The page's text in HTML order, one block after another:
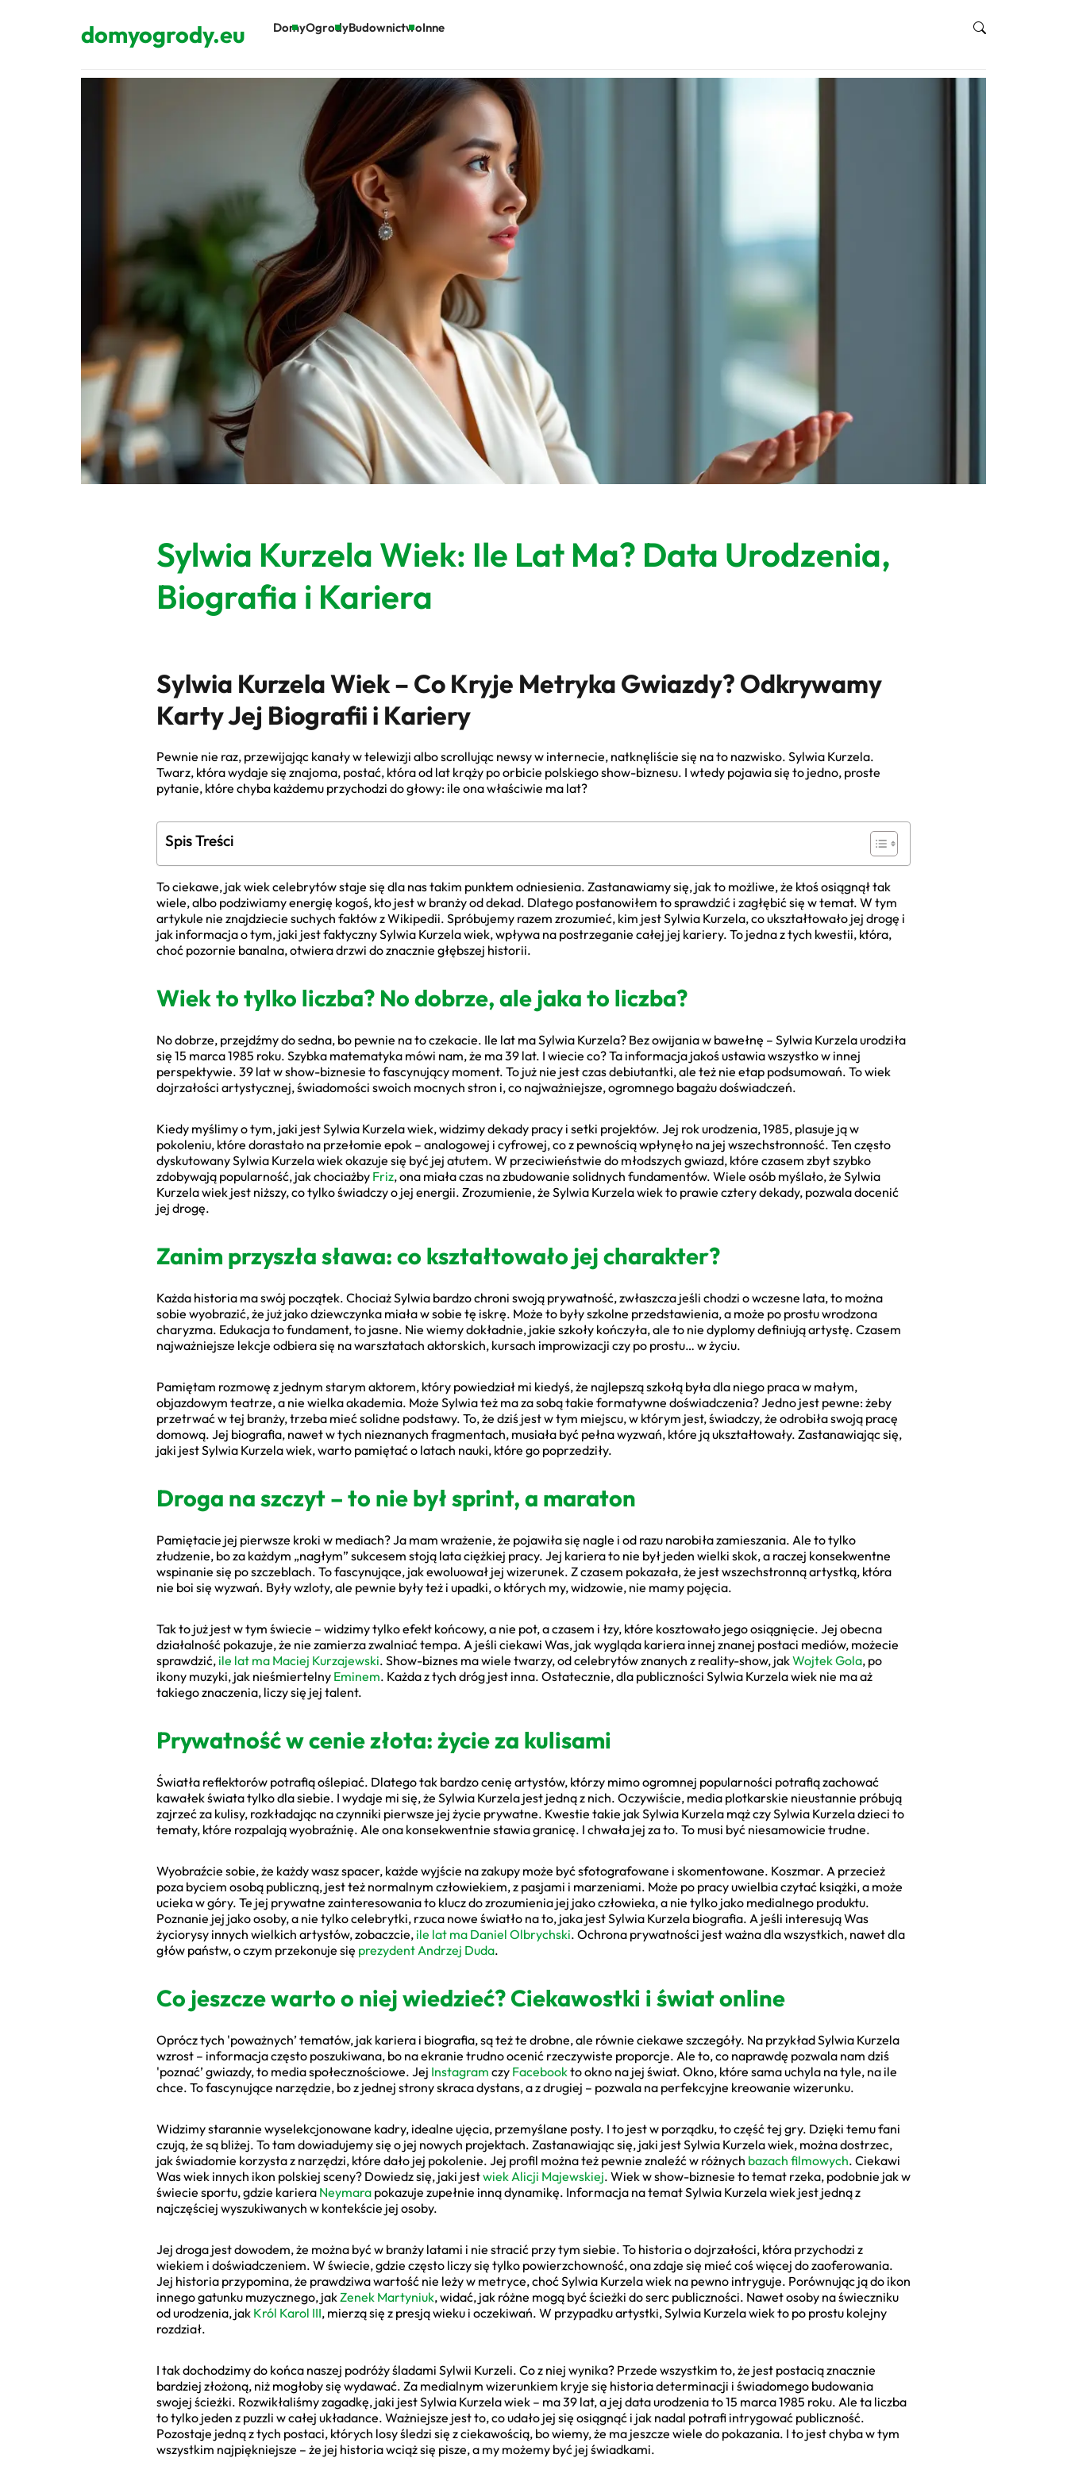
domyogrody.eu DomyOgrodyBudownictwoInne
Sylwia Kurzela Wiek: Ile Lat Ma? Data Urodzenia,
Biografia i Kariera
Sylwia Kurzela Wiek – Co Kryje Metryka Gwiazdy? Odkrywamy
Karty Jej Biografii i Kariery
Pewnie nie raz, przewijając kanały w telewizji albo scrollując newsy w internecie, natknęliście się na to nazwisko. Sylwia Kurzela.
Twarz, która wydaje się znajoma, postać, która od lat krąży po orbicie polskiego show-biznesu. I wtedy pojawia się to jedno, proste
pytanie, które chyba każdemu przychodzi do głowy: ile ona właściwie ma lat?
Spis Treści
To ciekawe, jak wiek celebrytów staje się dla nas takim punktem odniesienia. Zastanawiamy się, jak to możliwe, że ktoś osiągnął tak
wiele, albo podziwiamy energię kogoś, kto jest w branży od dekad. Dlatego postanowiłem to sprawdzić i zagłębić się w temat. W tym
artykule nie znajdziecie suchych faktów z Wikipedii. Spróbujemy razem zrozumieć, kim jest Sylwia Kurzela, co ukształtowało jej drogę i
jak informacja o tym, jaki jest faktyczny Sylwia Kurzela wiek, wpływa na postrzeganie całej jej kariery. To jedna z tych kwestii, która,
choć pozornie banalna, otwiera drzwi do znacznie głębszej historii.
Wiek to tylko liczba? No dobrze, ale jaka to liczba?
No dobrze, przejdźmy do sedna, bo pewnie na to czekacie. Ile lat ma Sylwia Kurzela? Bez owijania w bawełnę – Sylwia Kurzela urodziła
się 15 marca 1985 roku. Szybka matematyka mówi nam, że ma 39 lat. I wiecie co? Ta informacja jakoś ustawia wszystko w innej
perspektywie. 39 lat w show-biznesie to fascynujący moment. To już nie jest czas debiutantki, ale też nie etap podsumowań. To wiek
dojrzałości artystycznej, świadomości swoich mocnych stron i, co najważniejsze, ogromnego bagażu doświadczeń.
Kiedy myślimy o tym, jaki jest Sylwia Kurzela wiek, widzimy dekady pracy i setki projektów. Jej rok urodzenia, 1985, plasuje ją w
pokoleniu, które dorastało na przełomie epok – analogowej i cyfrowej, co z pewnością wpłynęło na jej wszechstronność. Ten często
dyskutowany Sylwia Kurzela wiek okazuje się być jej atutem. W przeciwieństwie do młodszych gwiazd, które czasem zbyt szybko
zdobywają popularność, jak chociażby Friz, ona miała czas na zbudowanie solidnych fundamentów. Wiele osób myślało, że Sylwia
Kurzela wiek jest niższy, co tylko świadczy o jej energii. Zrozumienie, że Sylwia Kurzela wiek to prawie cztery dekady, pozwala docenić
jej drogę.
Zanim przyszła sława: co kształtowało jej charakter?
Każda historia ma swój początek. Chociaż Sylwia bardzo chroni swoją prywatność, zwłaszcza jeśli chodzi o wczesne lata, to można
sobie wyobrazić, że już jako dziewczynka miała w sobie tę iskrę. Może to były szkolne przedstawienia, a może po prostu wrodzona
charyzma. Edukacja to fundament, to jasne. Nie wiemy dokładnie, jakie szkoły kończyła, ale to nie dyplomy definiują artystę. Czasem
najważniejsze lekcje odbiera się na warsztatach aktorskich, kursach improwizacji czy po prostu… w życiu.
Pamiętam rozmowę z jednym starym aktorem, który powiedział mi kiedyś, że najlepszą szkołą była dla niego praca w małym,
objazdowym teatrze, a nie wielka akademia. Może Sylwia też ma za sobą takie formatywne doświadczenia? Jedno jest pewne: żeby
przetrwać w tej branży, trzeba mieć solidne podstawy. To, że dziś jest w tym miejscu, w którym jest, świadczy, że odrobiła swoją pracę
domową. Jej biografia, nawet w tych nieznanych fragmentach, musiała być pełna wyzwań, które ją ukształtowały. Zastanawiając się,
jaki jest Sylwia Kurzela wiek, warto pamiętać o latach nauki, które go poprzedziły.
Droga na szczyt – to nie był sprint, a maraton
Pamiętacie jej pierwsze kroki w mediach? Ja mam wrażenie, że pojawiła się nagle i od razu narobiła zamieszania. Ale to tylko
złudzenie, bo za każdym „nagłym” sukcesem stoją lata ciężkiej pracy. Jej kariera to nie był jeden wielki skok, a raczej konsekwentne
wspinanie się po szczeblach. To fascynujące, jak ewoluował jej wizerunek. Z czasem pokazała, że jest wszechstronną artystką, która
nie boi się wyzwań. Były wzloty, ale pewnie były też i upadki, o których my, widzowie, nie mamy pojęcia.
Tak to już jest w tym świecie – widzimy tylko efekt końcowy, a nie pot, a czasem i łzy, które kosztowało jego osiągnięcie. Jej obecna
działalność pokazuje, że nie zamierza zwalniać tempa. A jeśli ciekawi Was, jak wygląda kariera innej znanej postaci mediów, możecie
sprawdzić, ile lat ma Maciej Kurzajewski. Show-biznes ma wiele twarzy, od celebrytów znanych z reality-show, jakWojtek Gola, po
ikony muzyki, jak nieśmiertelny Eminem. Każda z tych dróg jest inna. Ostatecznie, dla publiczności Sylwia Kurzela wiek nie ma aż
takiego znaczenia, liczy się jej talent.
Prywatność w cenie złota: życie za kulisami
Światła reflektorów potrafią oślepiać. Dlatego tak bardzo cenię artystów, którzy mimo ogromnej popularności potrafią zachować
kawałek świata tylko dla siebie. I wydaje mi się, że Sylwia Kurzela jest jedną z nich. Oczywiście, media plotkarskie nieustannie próbują
zajrzeć za kulisy, rozkładając na czynniki pierwsze jej życie prywatne. Kwestie takie jak Sylwia Kurzela mąż czy Sylwia Kurzela dzieci to
tematy, które rozpalają wyobraźnię. Ale ona konsekwentnie stawia granicę. I chwała jej za to. To musi być niesamowicie trudne.
Wyobraźcie sobie, że każdy wasz spacer, każde wyjście na zakupy może być sfotografowane i skomentowane. Koszmar. A przecież
poza byciem osobą publiczną, jest też normalnym człowiekiem, z pasjami i marzeniami. Może po pracy uwielbia czytać książki, a może
ucieka w góry. Te jej prywatne zainteresowania to klucz do zrozumienia jej jako człowieka, a nie tylko jako medialnego produktu.
Poznanie jej jako osoby, a nie tylko celebrytki, rzuca nowe światło na to, jaka jest Sylwia Kurzela biografia. A jeśli interesują Was
życiorysy innych wielkich artystów, zobaczcie, ile lat ma Daniel Olbrychski. Ochrona prywatności jest ważna dla wszystkich, nawet dla
głów państw, o czym przekonuje się prezydent Andrzej Duda.
Co jeszcze warto o niej wiedzieć? Ciekawostki i świat online
Oprócz tych 'poważnych’ tematów, jak kariera i biografia, są też te drobne, ale równie ciekawe szczegóły. Na przykład Sylwia Kurzela
wzrost – informacja często poszukiwana, bo na ekranie trudno ocenić rzeczywiste proporcje. Ale to, co naprawdę pozwala nam dziś
'poznać’ gwiazdy, to media społecznościowe. Jej Instagram czy Facebookto okno na jej świat. Okno, które sama uchyla na tyle, na ile
chce. To fascynujące narzędzie, bo z jednej strony skraca dystans, a z drugiej – pozwala na perfekcyjne kreowanie wizerunku.
Widzimy starannie wyselekcjonowane kadry, idealne ujęcia, przemyślane posty. I to jest w porządku, to część tej gry. Dzięki temu fani
czują, że są bliżej. To tam dowiadujemy się o jej nowych projektach. Zastanawiając się, jaki jest Sylwia Kurzela wiek, można dostrzec,
jak świadomie korzysta z narzędzi, które dało jej pokolenie. Jej profil można też pewnie znaleźć w różnych bazach filmowych. Ciekawi
Was wiek innych ikon polskiej sceny? Dowiedz się, jaki jestwiek Alicji Majewskiej. Wiek w show-biznesie to temat rzeka, podobnie jak w
świecie sportu, gdzie kariera Neymara pokazuje zupełnie inną dynamikę. Informacja na temat Sylwia Kurzela wiek jest jedną z
najczęściej wyszukiwanych w kontekście jej osoby.
Jej droga jest dowodem, że można być w branży latami i nie stracić przy tym siebie. To historia o dojrzałości, która przychodzi z
wiekiem i doświadczeniem. W świecie, gdzie często liczy się tylko powierzchowność, ona zdaje się mieć coś więcej do zaoferowania.
Jej historia przypomina, że prawdziwa wartość nie leży w metryce, choć Sylwia Kurzela wiek na pewno intryguje. Porównując ją do ikon
innego gatunku muzycznego, jakZenek Martyniuk, widać, jak różne mogą być ścieżki do serc publiczności. Nawet osoby na świeczniku
od urodzenia, jak Król Karol III, mierzą się z presją wieku i oczekiwań. W przypadku artystki, Sylwia Kurzela wiek to po prostu kolejny
rozdział.
I tak dochodzimy do końca naszej podróży śladami Sylwii Kurzeli. Co z niej wynika? Przede wszystkim to, że jest postacią znacznie
bardziej złożoną, niż mogłoby się wydawać. Za medialnym wizerunkiem kryje się historia determinacji i świadomego budowania
swojej ścieżki. Rozwikłaliśmy zagadkę, jaki jest Sylwia Kurzela wiek – ma 39 lat, a jej data urodzenia to 15 marca 1985 roku. Ale ta liczba
to tylko jeden z puzzli w całej układance. Ważniejsze jest to, co udało jej się osiągnąć i jak nadal potrafi intrygować publiczność.
Pozostaje jedną z tych postaci, których losy śledzi się z ciekawością, bo wiemy, że ma jeszcze wiele do pokazania. I to jest chyba w tym
wszystkim najpiękniejsze – że jej historia wciąż się pisze, a my możemy być jej świadkami.